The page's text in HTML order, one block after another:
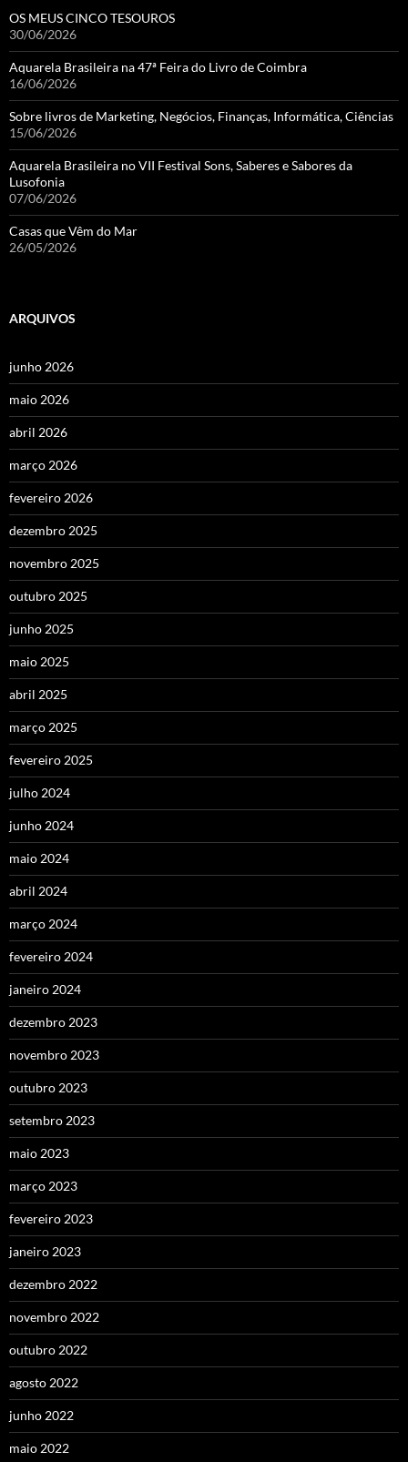
OS MEUS CINCO TESOUROS
30/06/2026
Aquarela Brasileira na 47ª Feira do Livro de Coimbra
16/06/2026
Sobre livros de Marketing, Negócios, Finanças, Informática, Ciências
15/06/2026
Aquarela Brasileira no VII Festival Sons, Saberes e Sabores da
Lusofonia
07/06/2026
Casas que Vêm do Mar
26/05/2026
ARQUIVOS
junho 2026
maio 2026
abril 2026
março 2026
fevereiro 2026
dezembro 2025
novembro 2025
outubro 2025
junho 2025
maio 2025
abril 2025
março 2025
fevereiro 2025
julho 2024
junho 2024
maio 2024
abril 2024
março 2024
fevereiro 2024
janeiro 2024
dezembro 2023
novembro 2023
outubro 2023
setembro 2023
maio 2023
março 2023
fevereiro 2023
janeiro 2023
dezembro 2022
novembro 2022
outubro 2022
agosto 2022
junho 2022
maio 2022